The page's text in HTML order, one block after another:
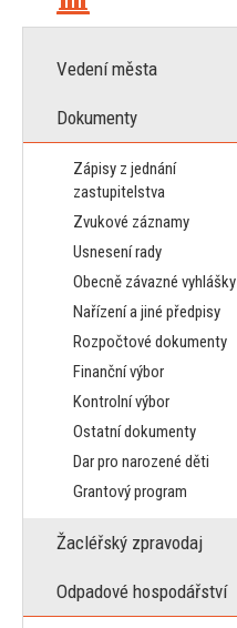
Vedení města
Dokumenty
Zápisy z jednání
zastupitelstva
Zvukové záznamy
Usnesení rady
Obecně závazné vyhlášky
Nařízení a jiné předpisy
Rozpočtové dokumenty
Finanční výbor
Kontrolní výbor
Ostatní dokumenty
Dar pro narozené děti
Grantový program
Žacléřský zpravodaj
Odpadové hospodářství